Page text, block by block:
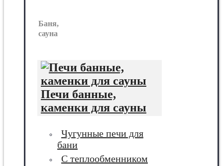
Баня,
сауна
Печи банные,
каменки для сауны
Чугунные печи для
бани
С теплообменником